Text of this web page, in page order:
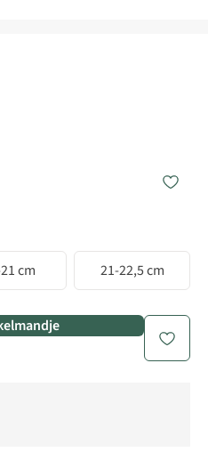
cm 21-22,5 cm